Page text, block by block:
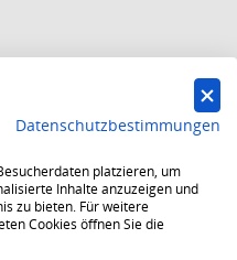
Shop Award stehen seit mehr als 5,
ein sicheres und angenehmes
Datenschutzbestimmungen
platzieren, um
Inhalte anzuzeigen und
zu bieten. Für weitere
Cookies öffnen Sie die